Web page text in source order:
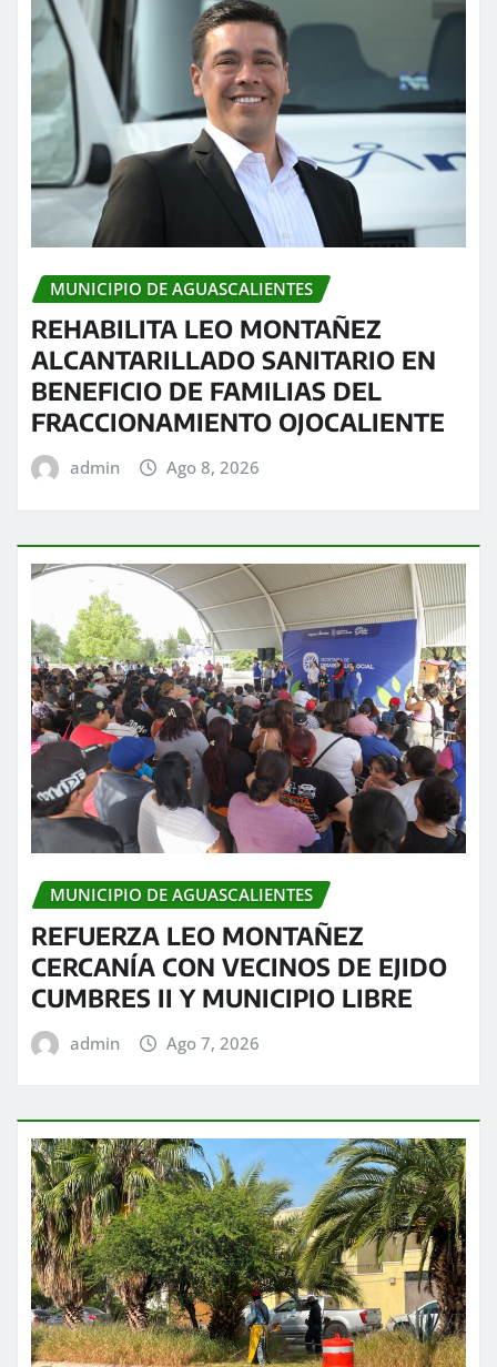
MUNICIPIO DE AGUASCALIENTES
REHABILITA LEO MONTAÑEZ
ALCANTARILLADO SANITARIO EN
BENEFICIO DE FAMILIAS DEL
FRACCIONAMIENTO OJOCALIENTE
admin Ago 8, 2026
MUNICIPIO DE AGUASCALIENTES
REFUERZA LEO MONTAÑEZ
CERCANÍA CON VECINOS DE EJIDO
CUMBRES II Y MUNICIPIO LIBRE
admin Ago 7, 2026